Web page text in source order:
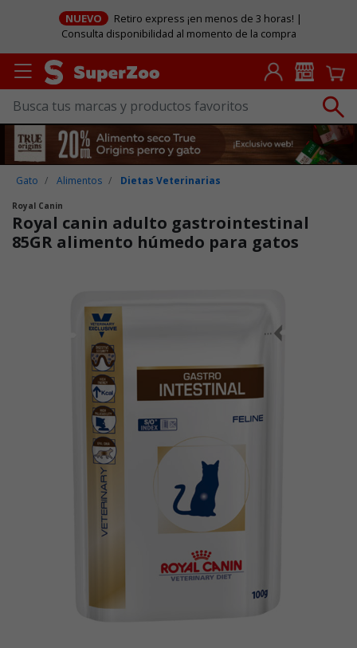
NUEVO
Retiro express ¡en menos de 3 horas! |
Consulta disponibilidad al momento de la compra
Gato Alimentos Dietas Veterinarias
Royal Canin
Royal canin adulto gastrointestinal
85GR alimento húmedo para gatos